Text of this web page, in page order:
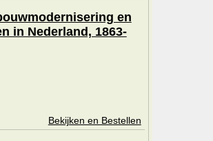
en
in Nederland, 1863-
Bekijken en Bestellen